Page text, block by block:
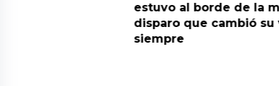
estuvo al borde de la
disparo que cambió su
siempre